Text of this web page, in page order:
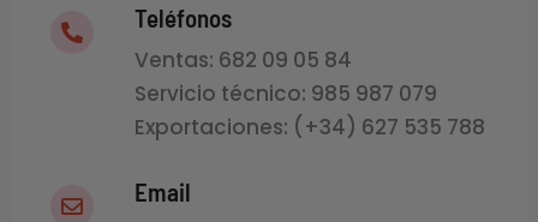
Teléfonos
Ventas: 682 09 05 84
Servicio técnico: 985 987 079
Exportaciones: (+34) 627 535 788
Email